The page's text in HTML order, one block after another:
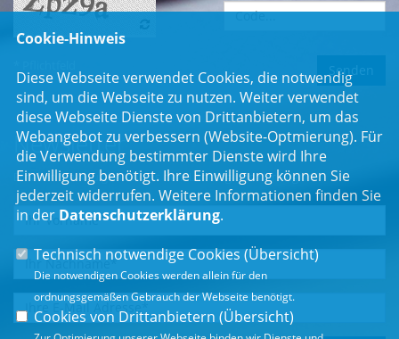
Newsletter
Erhalten Sie Neuigkeiten aus dem Landtag und der Region.
Cookie-Hinweis
Diese Webseite verwendet Cookies, die notwendig
sind, um die Webseite zu nutzen. Weiter verwendet
diese Webseite Dienste von Drittanbietern, um das
Webangebot zu verbessern (Website-Optmierung). Für
die Verwendung bestimmter Dienste wird Ihre
Einwilligung benötigt. Ihre Einwilligung können Sie
jederzeit widerrufen. Weitere Informationen finden Sie
in der Datenschutzerklärung.
Technisch notwendige Cookies (Übersicht)
Die notwendigen Cookies werden allein für den
ordnungsgemäßen Gebrauch der Webseite benötigt.
Cookies von Drittanbietern (Übersicht)